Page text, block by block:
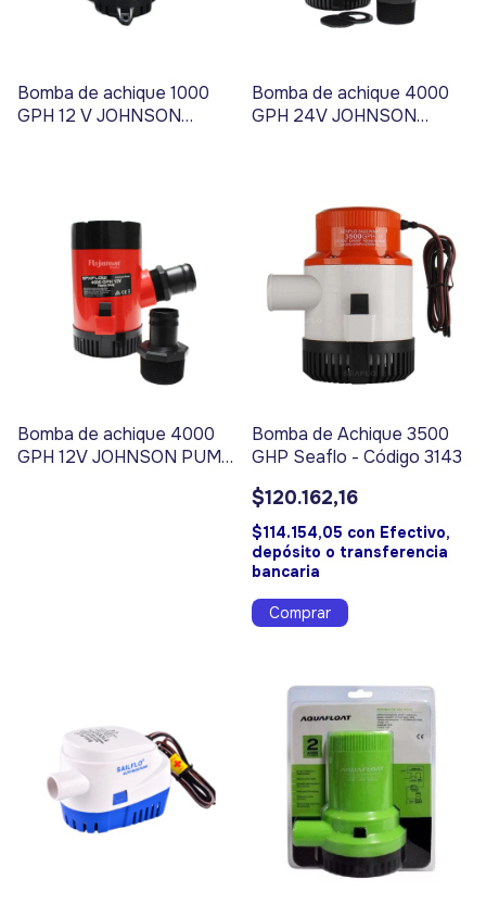
Bomba de achique 1000
GPH 12 V JOHNSON
Bomba de achique 4000
GPH 24V JOHNSON
Bomba de achique 4000
GPH 12V JOHNSON PUMP
Bomba de Achique 3500
GHP Seaflo - Código 3143
$120.162,16
$114.154,05 con Efectivo,
depósito o transferencia
bancaria